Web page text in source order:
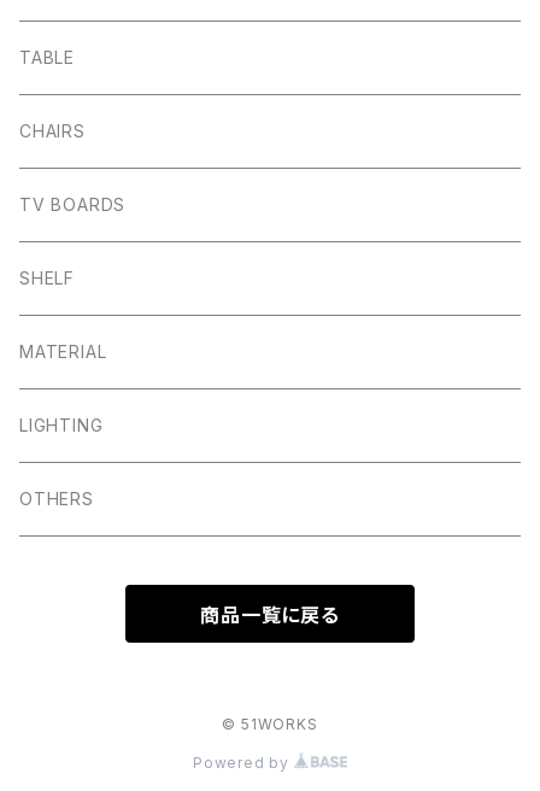
TABLE
CHAIRS
TV BOARDS
SHELF
MATERIAL
LIGHTING
OTHERS
商品一覧に戻る
© 51WORKS
Powered by